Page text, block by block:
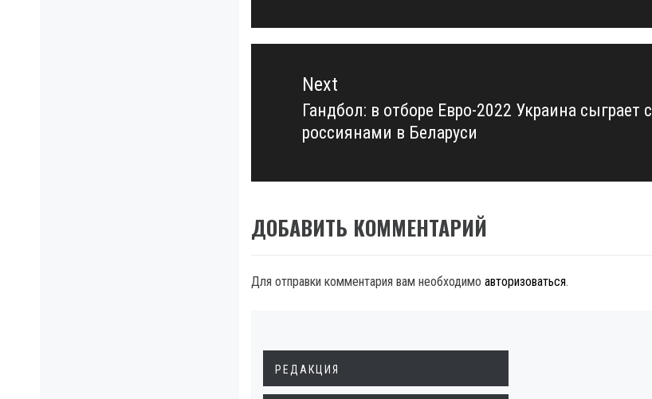
Next
Next
post:
Гандбол: в отборе Евро-2022 Украина сыграет с
россиянами в Беларуси
ДОБАВИТЬ КОММЕНТАРИЙ
Для отправки комментария вам необходимо авторизоваться.
РЕДАКЦИЯ